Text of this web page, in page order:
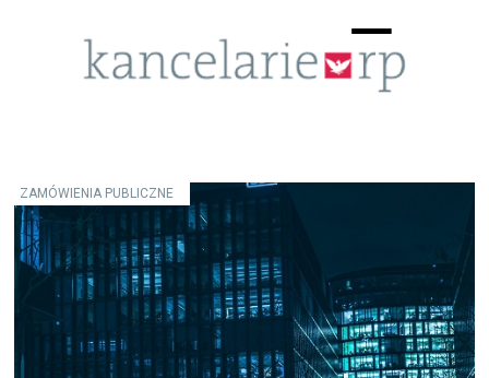
☰
ZAMÓWIENIA PUBLICZNE